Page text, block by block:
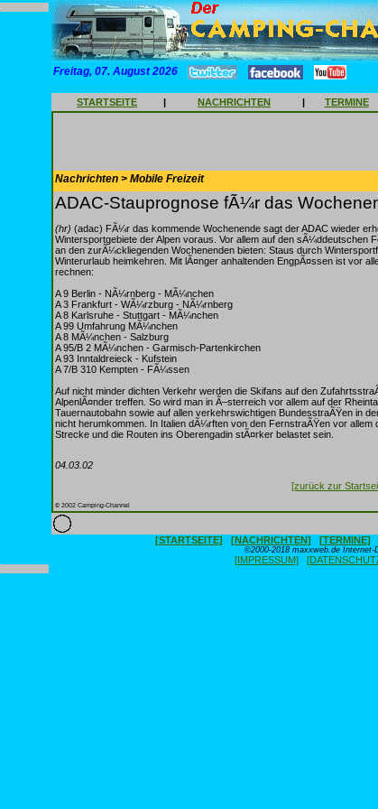
Freitag, 07. August 2026
STARTSEITE | NACHRICHTEN | TERMINE
Nachrichten > Mobile Freizeit
ADAC-Stauprognose fÃ¼r das
(hr) (adac) FÃ¼r das kommende Wochenende sagt der ADAC wieder
Wintersportgebiete der Alpen voraus. Vor allem auf den sÃ¼ddeutschen
an den zurÃ¼ckliegenden Wochenenden bieten: Staus durch
Winterurlaub heimkehren. Mit lÃ¤nger anhaltenden EngpÃ¤ssen ist vor
rechnen:
A 9 Berlin - NÃ¼rnberg - MÃ¼nchen
A 3 Frankfurt - WÃ¼rzburg - NÃ¼rnberg
A 8 Karlsruhe - Stuttgart - MÃ¼nchen
A 99 Umfahrung MÃ¼nchen
A 8 MÃ¼nchen - Salzburg
A 95/B 2 MÃ¼nchen - Garmisch-Partenkirchen
A 93 Inntaldreieck - Kufstein
A 7/B 310 Kempten - FÃ¼ssen
Auf nicht minder dichten Verkehr werden die Skifans auf den
AlpenlÃ¤nder treffen. So wird man in Ã–sterreich vor allem auf der
Tauernautobahn sowie auf allen verkehrswichtigen BundesstraÃŸen in
nicht herumkommen. In Italien dÃ¼rften von den FernstraÃŸen vor
Strecke und die Routen ins Oberengadin stÃ¤rker belastet sein.
04.03.02
[zurück zur
© 2002 Camping-Channel
[STARTSEITE] [NACHRICHTEN] [TERMINE]
©2000-2018 maxxweb.de Internet-
[IMPRESSUM]